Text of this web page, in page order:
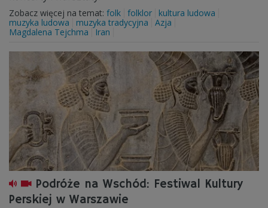
Zobacz więcej na temat: folk folklor
kultura ludowa
muzyka ludowa
muzyka tradycyjna
Azja
Magdalena Tejchma
Iran
Podróże na Wschód: Festiwal Kultury
Perskiej w Warszawie